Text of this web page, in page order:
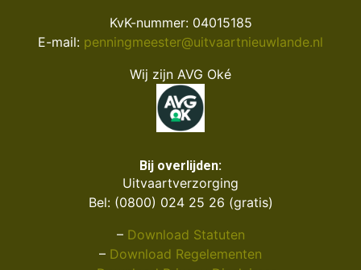
KvK-nummer: 04015185
E-mail: penningmeester@uitvaartnieuwlande.nl
Wij zijn AVG Oké
Bij overlijden:
Uitvaartverzorging
Bel: (0800) 024 25 26 (gratis)
– Download Statuten
– Download Regelementen